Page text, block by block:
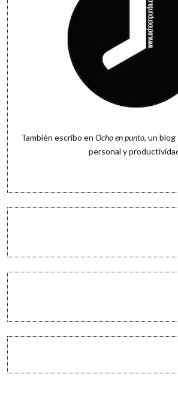
También escribo en Ocho en punto, un blog
personal y